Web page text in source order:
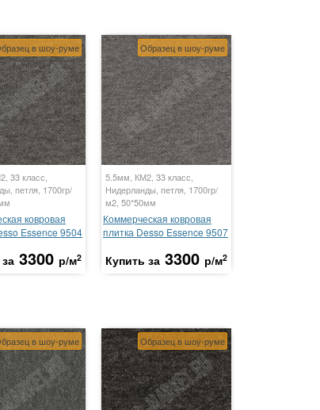
в шоу-руме
33 класс,
петля, 1700гр/
ковровая
Essence 9504
3300 р/м2
Образец в шоу-руме
5.5мм, КМ2, 33 класс,
Нидерланды, петля, 1700гр/
м2, 50*50мм
Коммерческая ковровая
плитка Desso Essence 9507
Купить за 3300 р/м2
в шоу-руме Образец в шоу-руме